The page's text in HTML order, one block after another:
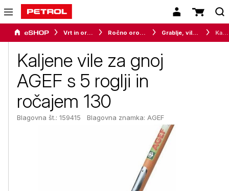
Vrt in orodje Ročno orodje za vrt in okolico Grablje, vile in krampi
Kaljene vile za gnoj
AGEF s 5 roglji in
ročajem 130
Blagovna št.: 159415 Blagovna znamka: AGEF